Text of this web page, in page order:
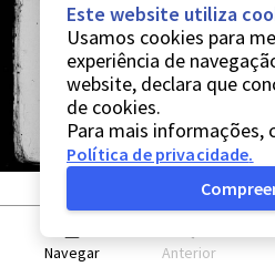
Navegar Anterior
Este website utiliza
Usamos cookies para
experiência de
website, declara que
de cookies.
Para mais informações,
Política de privacidade.